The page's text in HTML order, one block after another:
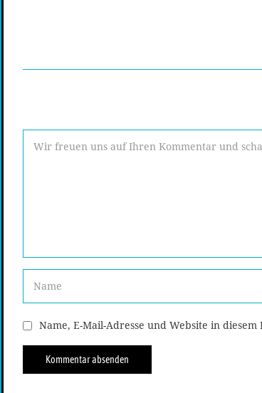
Name, E-Mail-Adresse und Website in